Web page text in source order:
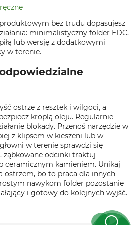
bez trudu dopasujesz
minimalistyczny folder EDC,
lub wersję z dodatkowymi
w terenie.
ostrze z resztek i wilgoci, a
kroplą oleju. Regularnie
blokady. Przenoś narzędzie w
z klipsem w kieszeni lub w
w terenie sprawdzi się
ząbkowane odcinki traktuj
ceramicznym kamieniem. Unikaj
ostrzem, bo to praca dla innych
nawykom folder pozostanie
i gotowy do kolejnych wyjść.